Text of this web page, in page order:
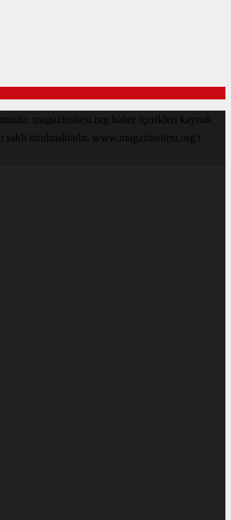
magazinsitesi.org haber içerikleri kaynak
saklı tutulmaktadır. www.magazinsitesi.org'i